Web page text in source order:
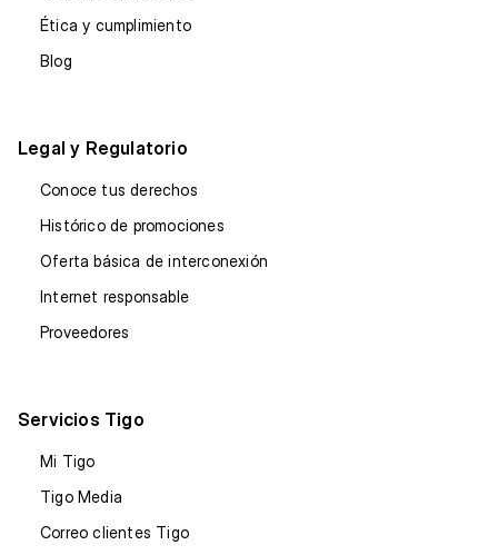
Ética y cumplimiento
Blog
Legal y Regulatorio
Conoce tus derechos
Histórico de promociones
Oferta básica de interconexión
Internet responsable
Proveedores
Servicios Tigo
Mi Tigo
Tigo Media
Correo clientes Tigo